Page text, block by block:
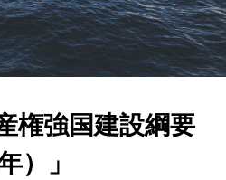
権強国建設綱要
）」